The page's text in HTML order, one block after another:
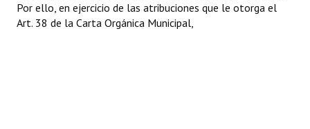
Por ello, en ejercicio de las atribuciones que le otorga el
Art. 38 de la Carta Orgánica Municipal,